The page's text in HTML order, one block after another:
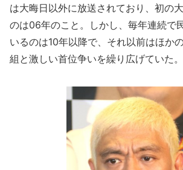
は大晦日以外に放送されており、初の
のは06年のこと。しかし、毎年連続で
いるのは10年以降で、それ以前はほか
組と激しい首位争いを繰り広げていた。